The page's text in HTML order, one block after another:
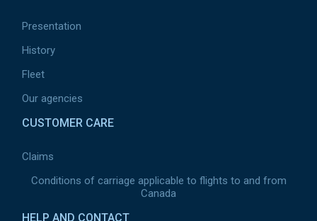
Presentation
History
Fleet
Our agencies
CUSTOMER CARE
Claims
Conditions of carriage applicable to flights to and from
Canada
HELP AND CONTACT